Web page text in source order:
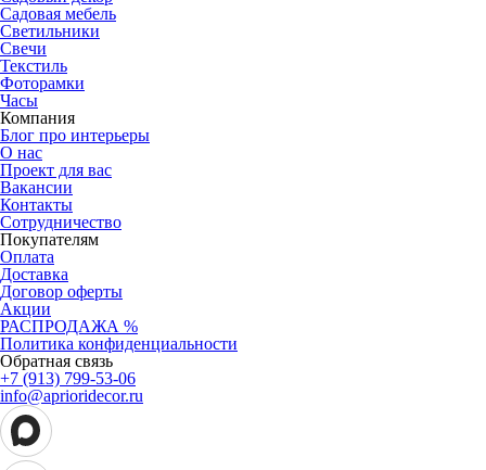
Садовая мебель
Светильники
Свечи
Текстиль
Фоторамки
Часы
Компания
Блог про интерьеры
О нас
Проект для вас
Вакансии
Контакты
Сотрудничество
Покупателям
Оплата
Доставка
Договор оферты
Акции
РАСПРОДАЖА %
Политика конфиденциальности
Обратная связь
+7 (913) 799-53-06
info@aprioridecor.ru